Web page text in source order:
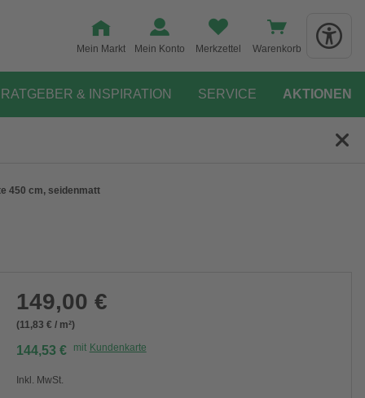
Mein Markt Mein Konto Merkzettel Warenkorb
RATGEBER & INSPIRATION SERVICE AKTIONEN
450 cm, seidenmatt
149,00 €
(11,83 € / m²)
144,53 € mit Kundenkarte
Inkl. MwSt.